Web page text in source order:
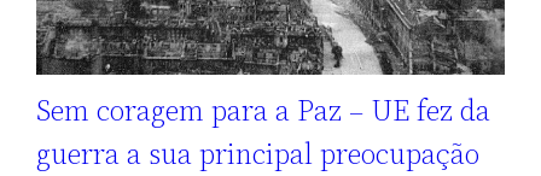
Sem coragem para a Paz – UE fez da
guerra a sua principal preocupação